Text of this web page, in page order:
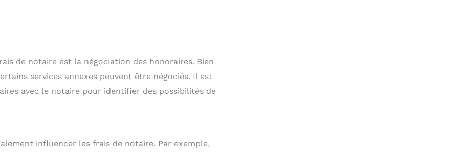
de notaire est la négociation des honoraires. Bien
services annexes peuvent être négociés. Il est
avec le notaire pour identifier des possibilités de
influencer les frais de notaire. Par exemple,